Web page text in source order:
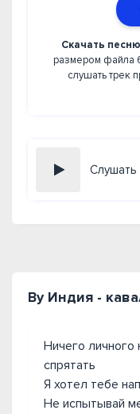
Скачать
размером файла
слушать трек
Слушать
By Индия -
Ничего личного
спрятать
Я хотел тебе
Не испытывай